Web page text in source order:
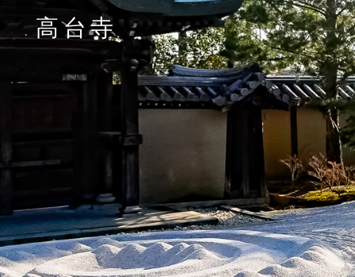
高台寺